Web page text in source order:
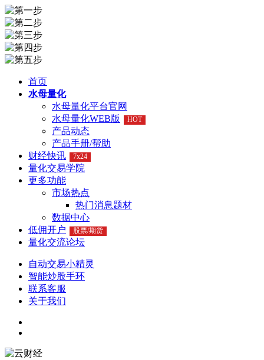
首页
水母量化
水母量化平台官网
水母量化WEB版
HOT
产品动态
产品手册/帮助
财经快讯
7x24
量化交易学院
更多功能
市场热点
热门消息题材
数据中心
低佣开户
股票/期货
量化交流论坛
自动交易小精灵
智能炒股手环
联系客服
关于我们